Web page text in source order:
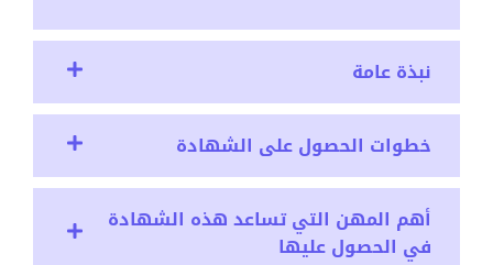
نبذة عامة
خطوات الحصول على الشهادة
أهم المهن التي تساعد هذه الشهادة
في الحصول عليها